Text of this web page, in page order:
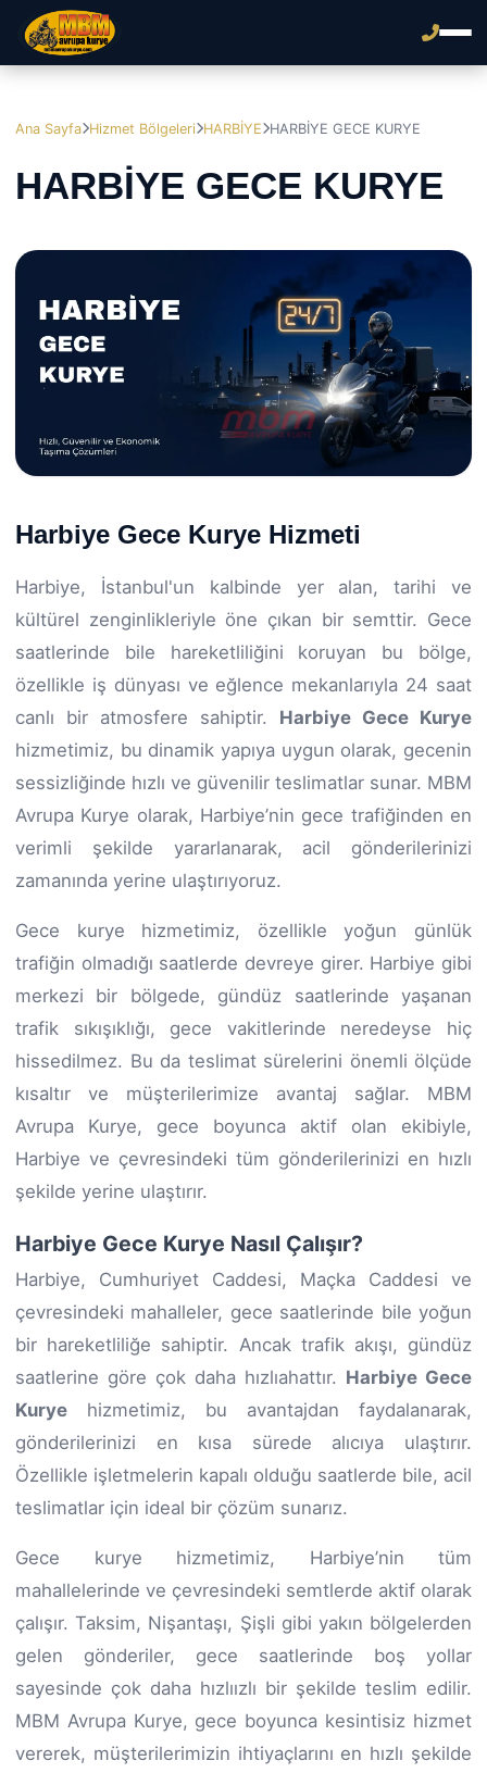
Ana Sayfa Hizmet Bölgeleri HARBİYE HARBİYE GECE KURYE
HARBİYE GECE KURYE
Harbiye Gece Kurye Hizmeti
Harbiye, İstanbul'un kalbinde yer alan, tarihi ve
kültürel zenginlikleriyle öne çıkan bir semttir. Gece
saatlerinde bile hareketliliğini koruyan bu bölge,
özellikle iş dünyası ve eğlence mekanlarıyla 24 saat
canlı bir atmosfere sahiptir. Harbiye Gece Kurye
hizmetimiz, bu dinamik yapıya uygun olarak, gecenin
sessizliğinde hızlı ve güvenilir teslimatlar sunar. MBM
Avrupa Kurye olarak, Harbiye’nin gece trafiğinden en
verimli şekilde yararlanarak, acil gönderilerinizi
zamanında yerine ulaştırıyoruz.
Gece kurye hizmetimiz, özellikle yoğun günlük
trafiğin olmadığı saatlerde devreye girer. Harbiye gibi
merkezi bir bölgede, gündüz saatlerinde yaşanan
trafik sıkışıklığı, gece vakitlerinde neredeyse hiç
hissedilmez. Bu da teslimat sürelerini önemli ölçüde
kısaltır ve müşterilerimize avantaj sağlar. MBM
Avrupa Kurye, gece boyunca aktif olan ekibiyle,
Harbiye ve çevresindeki tüm gönderilerinizi en hızlı
şekilde yerine ulaştırır.
Harbiye Gece Kurye Nasıl Çalışır?
Harbiye, Cumhuriyet Caddesi, Maçka Caddesi ve
çevresindeki mahalleler, gece saatlerinde bile yoğun
bir hareketliliğe sahiptir. Ancak trafik akışı, gündüz
saatlerine göre çok daha hızlıahattır. Harbiye Gece
Kurye hizmetimiz, bu avantajdan faydalanarak,
gönderilerinizi en kısa sürede alıcıya ulaştırır.
Özellikle işletmelerin kapalı olduğu saatlerde bile, acil
teslimatlar için ideal bir çözüm sunarız.
Gece kurye hizmetimiz, Harbiye’nin tüm
mahallelerinde ve çevresindeki semtlerde aktif olarak
çalışır. Taksim, Nişantaşı, Şişli gibi yakın bölgelerden
gelen gönderiler, gece saatlerinde boş yollar
sayesinde çok daha hızlıızlı bir şekilde teslim edilir.
MBM Avrupa Kurye, gece boyunca kesintisiz hizmet
vererek, müşterilerimizin ihtiyaçlarını en hızlı şekilde